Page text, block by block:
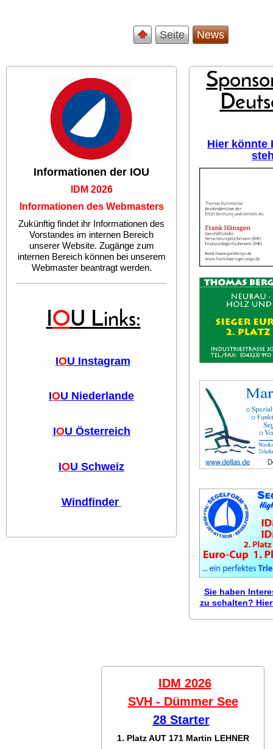
Seite News
Informationen der IOU
IDM 2026
Informationen des Webmasters
Zukünftig findet ihr Informationen des
Vorstandes im internen Bereich
unserer Website. Zugänge zum
internen Bereich können bei unserem
Webmaster beantragt werden.
IOU Links:
IOU Instagram
IOU Niederlande
IOU Österreich
IOU Schweiz
Windfinder
Hier könnte
Sie haben
zu schalten?
IDM 2026
SVH - Dümmer See
28 Starter
1. Platz AUT 171 Martin LEHNER